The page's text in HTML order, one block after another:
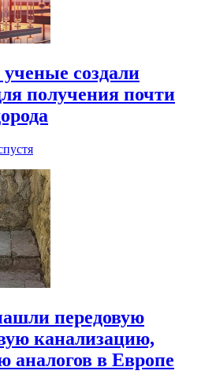
создали
получения почти
передовую
канализацию,
в Европе